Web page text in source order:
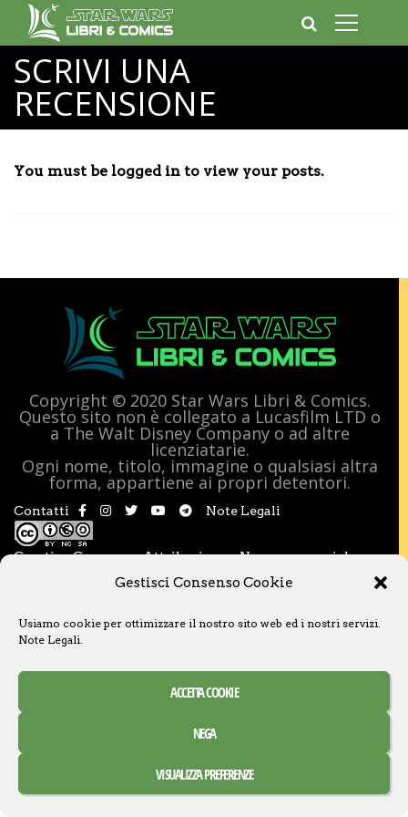
Gestisci Consenso Cookie
Usiamo cookie per ottimizzare il nostro sito web ed i nostri servizi.
Note Legali.
ACCETTA COOKIE
NEGA
VISUALIZZA PREFERENZE
SCRIVI UNA
RECENSIONE
You must be logged in to view your posts.
Copyright © 2020 Star Wars Libri & Comics.
Questo sito non è collegato a Lucasfilm LTD o
a The Walt Disney Company o ad altre
licenziatarie.
Ogni nome, titolo, immagine o qualsiasi altra
forma, appartiene ai propri detentori.
Contatti Note Legali
Creative Commons Attribuzione – Non commerciale –